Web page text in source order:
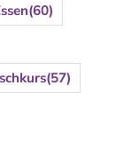
(60)
(57)